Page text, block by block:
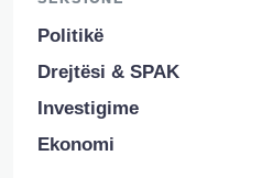
Politikë
Drejtësi & SPAK
Investigime
Ekonomi